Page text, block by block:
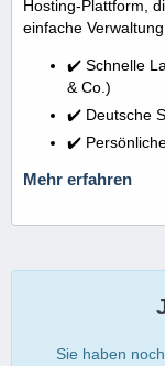
Hosting-Plattform,
einfache
✔️ Schnelle
& Co.)
✔️ Deutsche
✔️
Mehr erfahren
Sie haben